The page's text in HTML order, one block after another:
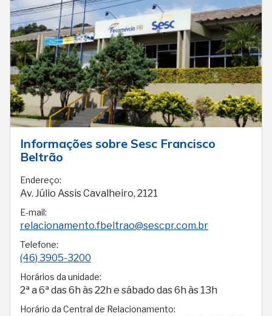
Informações sobre Sesc Francisco
Beltrão
Endereço:
Av. Júlio Assis Cavalheiro, 2121
E-mail:
relacionamento.fbeltrao@sescpr.com.br
Telefone:
(46) 3905-3200
Horários da unidade:
2ª a 6ª das 6h às 22h e sábado das 6h às 13h
Horário da Central de Relacionamento: